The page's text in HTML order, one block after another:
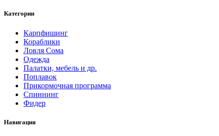
Категории
Карпфишинг
Кораблики
Ловля Сома
Одежда
Палатки, мебель и др.
Поплавок
Прикормочная программа
Спиннинг
Фидер
Навигация